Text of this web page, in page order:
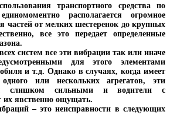
транспортного средства по
располагается огромное
частей от мелких шестеренок до крупных
все это передает определенные
систем все эти вибрации так или иначе
для этого элементами
и т.д. Однако в случаях, когда имеет
одного или нескольких агрегатов, эти
слишком сильными и водители с
явственно ощущать.
– это неисправности в следующих